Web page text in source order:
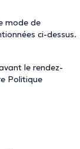
mode de
ci-dessus.
le rendez-
Politique